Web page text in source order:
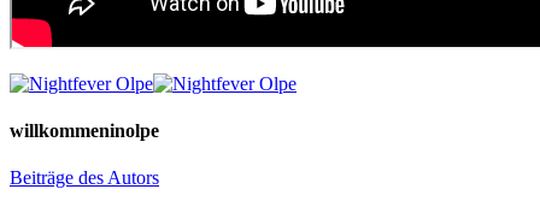
willkommeninolpe
Beiträge des Autors